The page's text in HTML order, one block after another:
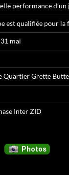
performance d’un
est qualifiée pour la
mai
Quartier Grette Butte
Inter ZID